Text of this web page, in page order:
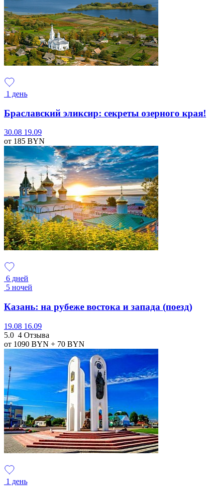
1 день
Браславский эликсир: секреты озерного края!
30.08 19.09
от 185 BYN
6 дней
5 ночей
Казань: на рубеже востока и запада (поезд)
19.08 16.09
5.0 4 Отзыва
от 1090 BYN + 70 BYN
1 день